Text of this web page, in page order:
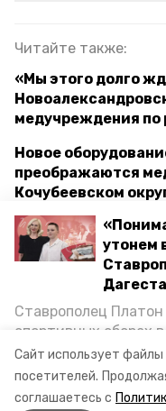
Сайт использует файлы
посетителей.
соглашаетесь с
утонем
Ставрополец
спортивных сборах
Каспийском море
возвращении домой,
пригласили в
Читайте также:
«Мы этого долго
медучреждения по
Новое
преображаются
Кочубеевском
Медпомощь с
ставропольские
территории
ставропольский край
модернизация